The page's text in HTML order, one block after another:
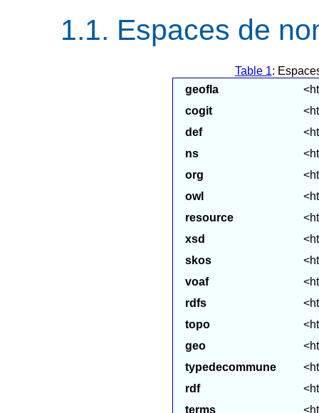
Espaces de
Table 1:
geofla
cogit
def
ns
org
owl
resource
xsd
skos
voaf
rdfs
topo
geo
typedecommune
rdf
terms